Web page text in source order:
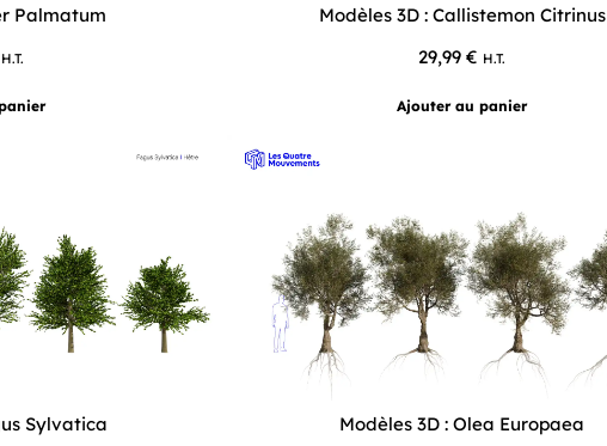
Palmatum
H.T.
Modèles 3D : Callistemon Citrinus
29,99€ H.T.
Ajouter au panier
Sylvatica
Modèles 3D : Olea Europaea